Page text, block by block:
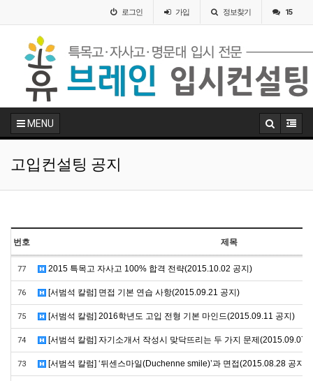
로그인 가입 정보찾기 15
MENU
고입컨설팅 공지
번호 제목
77 2015 특목고 자사고 100% 합격 전략(2015.10.02 공지)
76 [서범석 칼럼] 면접 기본 연습 사항(2015.09.21 공지)
75 [서범석 칼럼] 2016학년도 고입 전형 기본 마인드(2015.09.11 공지)
74 [서범석 칼럼] 자기소개서 작성시 맞닥뜨리는 두 가지 문제(2015.09.07
73 [서범석 칼럼] ‘뒤센스마일(Duchenne smile)’과 면접(2015.08.28 공지)